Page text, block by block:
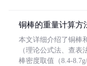
铜棒的重量计算方
本文详细介绍了铜棒
（理论公式法、查
棒密度取值（8.4-